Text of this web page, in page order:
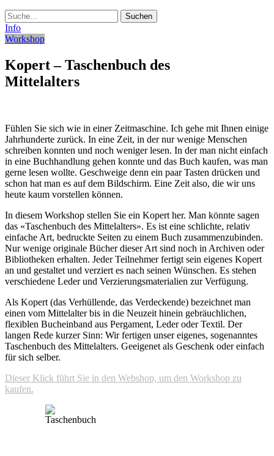
Suche
Info
Workshop
Kopert – Taschenbuch des
Mittelalters
Fühlen Sie sich wie in einer Zeitmaschine. Ich gehe mit Ihnen einige
Jahrhunderte zurück. In eine Zeit, in der nur wenige Menschen
schreiben konnten und noch weniger lesen. In der man nicht einfach
in eine Buchhandlung gehen konnte und das Buch kaufen, was man
gerne lesen wollte. Geschweige denn ein paar Tasten drücken und
schon hat man es auf dem Bildschirm. Eine Zeit also, die wir uns
heute kaum vorstellen können.
In diesem Workshop stellen Sie ein Kopert her. Man könnte sagen
das «Taschenbuch des Mittelalters». Es ist eine schlichte, relativ
einfache Art, bedruckte Seiten zu einem Buch zusammenzubinden.
Nur wenige originale Bücher dieser Art sind noch in Archiven oder
Bibliotheken erhalten. Jeder Teilnehmer fertigt sein eigenes Kopert
an und gestaltet und verziert es nach seinen Wünschen. Es stehen
verschiedene Leder und Verzierungsmaterialien zur Verfügung.
Als Kopert (das Verhüllende, das Verdeckende) bezeichnet man
einen vom Mittelalter bis in die Neuzeit hinein gebräuchlichen,
flexiblen Bucheinband aus Pergament, Leder oder Textil. Der
langen Rede kurzer Sinn: Wir fertigen unser eigenes, sogenanntes
Taschenbuch des Mittelalters. Geeigenet als Geschenk oder einfach
für sich selber.
Dieser Klick führt Sie in den Webshop, um den Workshop zu
kaufen.